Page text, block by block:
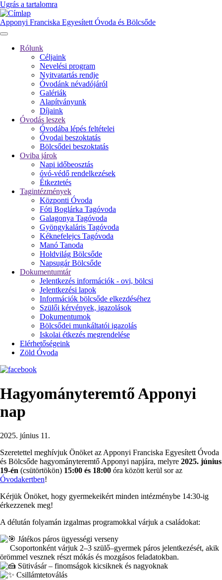
Ugrás a tartalomra
Apponyi Franciska Egyesített Óvoda és Bölcsőde
navigáció
Rólunk
Céljaink
Nevelési program
Nyitvatartás rendje
Óvodánk névadójáról
Galériák
Alapítványunk
Díjaink
Óvodás leszek
Óvodába lépés feltételei
Óvodai beszoktatás
Bölcsődei beszoktatás
Oviba járok
Napi időbeosztás
óvó-védő rendelkezések
Étkeztetés
Tagintézmények
Központi Óvoda
Fóti Boglárka Tagóvoda
Galagonya Tagóvoda
Gyöngykaláris Tagóvoda
Kéknefelejcs Tagóvoda
Manó Tanoda
Holdvilág Bölcsőde
Napsugár Bölcsőde
Dokumentumtár
Jelentkezés információk - ovi, bölcsi
Jelentkezési lapok
Információk bölcsőde elkezdéséhez
Szülői kérvények, igazolások
Dokumentumok
Bölcsődei munkáltatói igazolás
Iskolai étkezés megrendelése
Elérhetőségeink
Zöld Óvoda
Hagyományteremtő Apponyi
nap
2025. június 11.
Szeretettel meghívjuk Önöket az Apponyi Franciska Egyesített Óvoda
és Bölcsőde hagyományteremtő Apponyi napjára, melyre 2025. június
19-én (csütörtökön) 15:00 és 18:00 óra között kerül sor az
Óvodakertben!
Kérjük Önöket, hogy gyermekeikért minden intézménybe 14:30-ig
érkezzenek meg!
A délután folyamán izgalmas programokkal várjuk a családokat:
Játékos páros ügyességi verseny
Csoportonként várjuk 2–3 szülő–gyermek páros jelentkezését, akik
örömmel vesznek részt mókás és mozgásos feladatokban.
Sütivásár – finomságok kicsiknek és nagyoknak
Csillámtetoválás